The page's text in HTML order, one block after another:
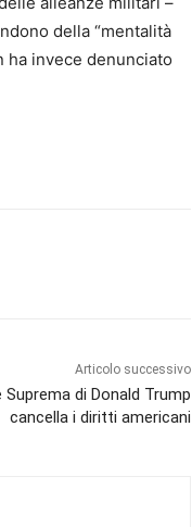
della “mentalità
ha invece denunciato
Articolo successivo
di Donald Trump
cancella i diritti americani